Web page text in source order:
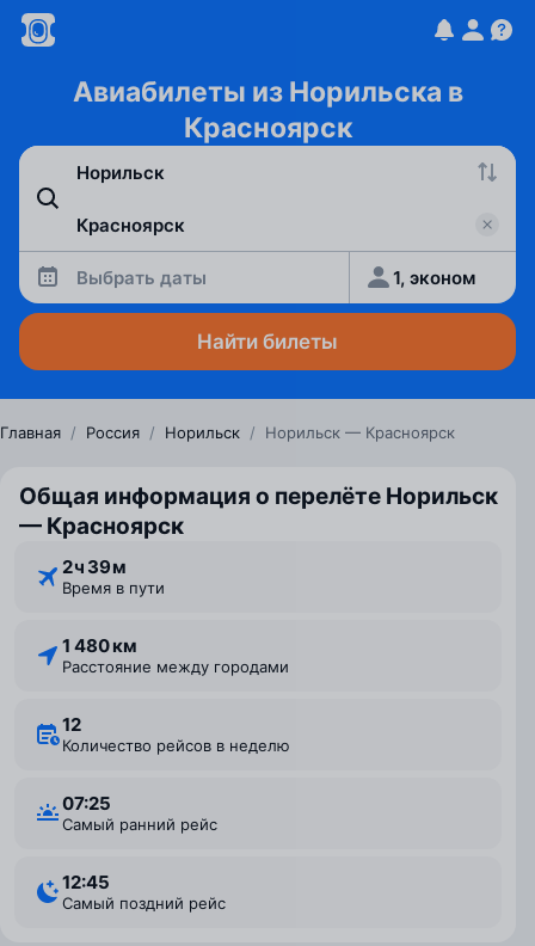
Авиабилеты из Норильска в
Красноярск
Выбрать даты 1, эконом
Найти билеты
Главная / Россия / Норильск / Норильск — Красноярск
Общая информация о перелёте Норильск
— Красноярск
2 ⁠ч 39 ⁠м
Время в пути
1 480 км
Расстояние между городами
12
Количество рейсов в неделю
07:25
Самый ранний рейс
12:45
Самый поздний рейс